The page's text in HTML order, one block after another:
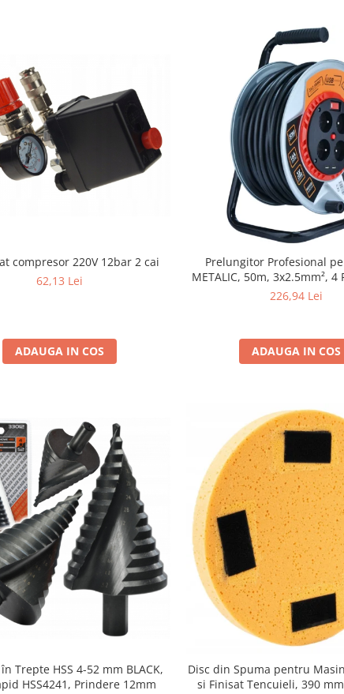
compresor 220V 12bar 2 cai
62,13 Lei
ADAUGA IN COS
Prelungitor Profesional
METALIC, 50m, 3x2.5mm², 4
2x USB,
226,94 Lei
ADAUGA IN COS
Trepte HSS 4-52 mm BLACK,
HSS4241, Prindere 12mm
Disc din Spuma pentru
si Finisat Tencuieli, 390